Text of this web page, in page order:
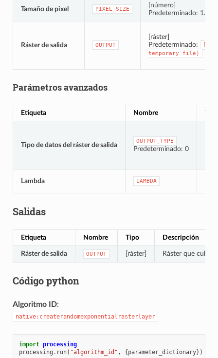
Tamaño de pixel PIXEL_SIZE
[número]
Predeterminado: 1.0
Ráster de salida OUTPUT
[ráster]
Predeterminado:
temporary
file]
Parámetros avanzados
Etiqueta Nombre Tipo
Tipo de datos del ráster de salida
OUTPUT_TYPE
Predeterminado: 0
Lambda LAMBDA
Salidas
Etiqueta Nombre Tipo Descripción
Ráster de salida OUTPUT [ráster] Ráster que cubre
Código python
Algoritmo ID:
native:createrandomexponentialrasterlayer
import processing
processing . run( "algorithm_id" , {parameter_dictionary})